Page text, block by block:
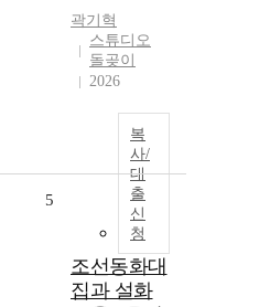
곽기혁
스튜디오
돌곶이
2026
복
사/
대
출
신
청
5
조선동화대
집과 설화